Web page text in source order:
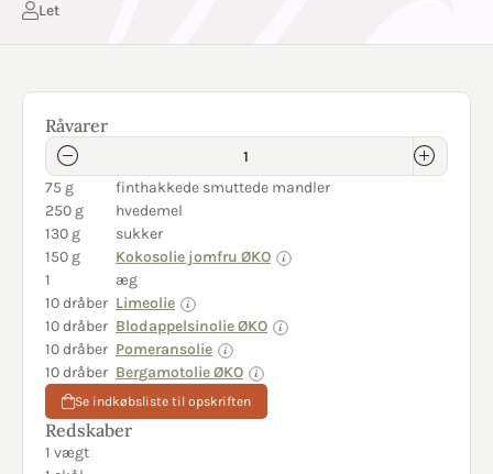
Let
Råvarer
75 g
finthakkede smuttede mandler
250 g
hvedemel
130 g
sukker
150 g
Kokosolie jomfru ØKO
1
æg
10 dråber Limeolie
10 dråber Blodappelsinolie ØKO
10 dråber Pomeransolie
10 dråber Bergamotolie ØKO
Se indkøbsliste til opskriften
Redskaber
1 vægt